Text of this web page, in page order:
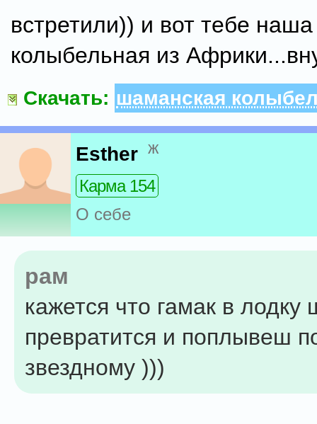
встретили)) и вот тебе
колыбельная из
Скачать: шаманская
Esther ж
Карма 154
О себе
рам
кажется что гамак в лодку
превратится и поплывеш
звездному )))